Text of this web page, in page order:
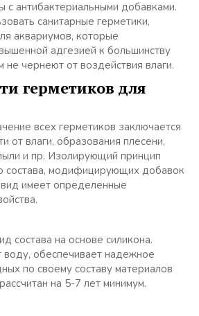
с антибактериальными добавками.
санитарные герметики,
аквариумов, которые
адгезией к большинству
не чернеют от воздействия влаги.
герметиков для
всех герметиков заключается
от влаги, образования плесени,
и пр. Изолирующий принцип
состава, модифицирующих добавок
имеет определенные
состава на основе силикона.
обеспечивает надежное
по своему составу материалов
на 5-7 лет минимум.